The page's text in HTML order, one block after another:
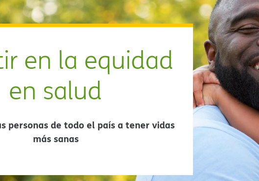
en la equidad
en salud​​
personas de todo el país a tener vidas
más sanas​​